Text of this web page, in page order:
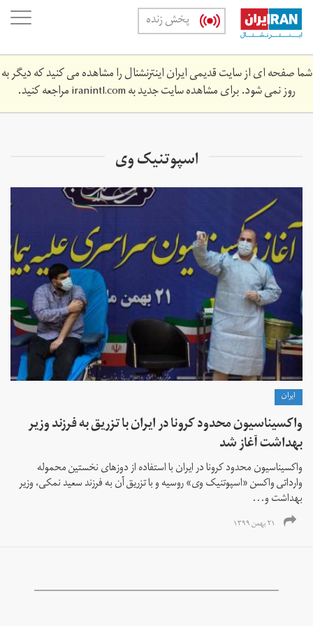
Skip
main
content
پخش زنده
شما صفحه ای از سایت قدیمی ایران اینترنشنال را مشاهده می کنید که دیگر به
روز نمی شود. برای مشاهده سایت جدید بهiranintl.comمراجعه کنید.
اسپوتنیک وی
ايران
واکسیناسیون محدود کرونا در ایران با تزریق به فرزند وزیر
بهداشت آغاز شد
واکسیناسیون محدود کرونا در ایران با استفاده از دوزهای نخستین محموله
وارداتی واکسن «اسپوتنیک وی» روسیه و با تزریق آن به فرزند سعید نمکی، وزیر
بهداشت و...
۲۱ بهمن ۱۳۹۹